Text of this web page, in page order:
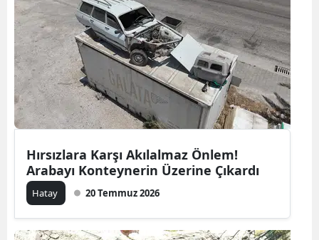
Hırsızlara Karşı Akılalmaz Önlem!
Arabayı Konteynerin Üzerine Çıkardı
Hatay 20 Temmuz 2026